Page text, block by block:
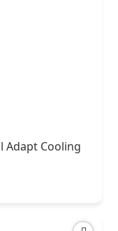
Adapt Cooling